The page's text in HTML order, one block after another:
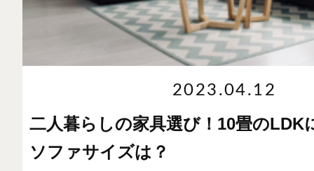
2023.04.12
二人暮らしの家具選び！10畳のLDK
ソファサイズは？